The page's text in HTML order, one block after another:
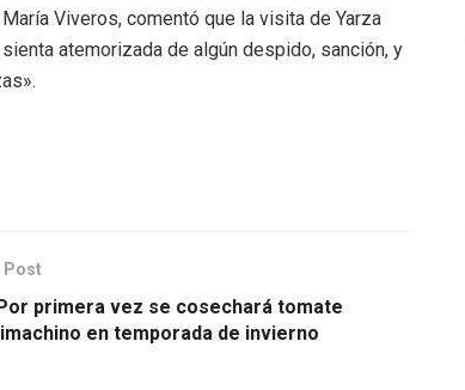
Viveros, comentó que la visita de Yarza
atemorizada de algún despido, sanción, y
Post
primera vez se cosechará tomate
en temporada de invierno